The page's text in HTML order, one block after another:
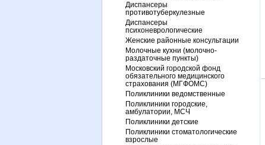
Диспансеры
противотуберкулезные
Диспансеры
психоневрологические
Женские районные консультации
Молочные кухни (молочно-
раздаточные пункты)
Московский городской фонд
обязательного медицинского
страхования (МГФОМС)
Поликлиники ведомственные
Поликлиники городские,
амбулатории, МСЧ
Поликлиники детские
Поликлиники стоматологические
взрослые